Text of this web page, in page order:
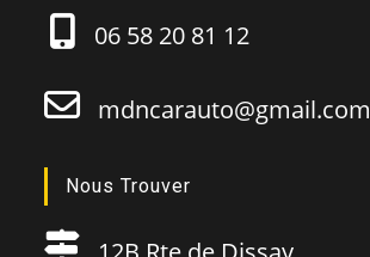
06 58 20 81 12
mdncarauto@gmail.com
Nous Trouver